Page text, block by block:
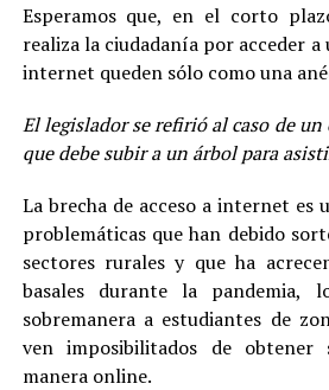
Esperamos que, en el corto
realiza la ciudadanía por acceder a
internet queden sólo como una
El legislador se refirió al caso de
que debe subir a un árbol para
La brecha de acceso a internet es
problemáticas que han debido
sectores rurales y que ha
basales durante la pandemia,
sobremanera a estudiantes de
ven imposibilitados de obtener
manera online.